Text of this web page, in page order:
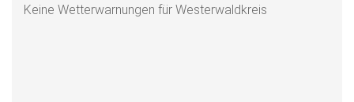
Keine Wetterwarnungen für Westerwaldkreis